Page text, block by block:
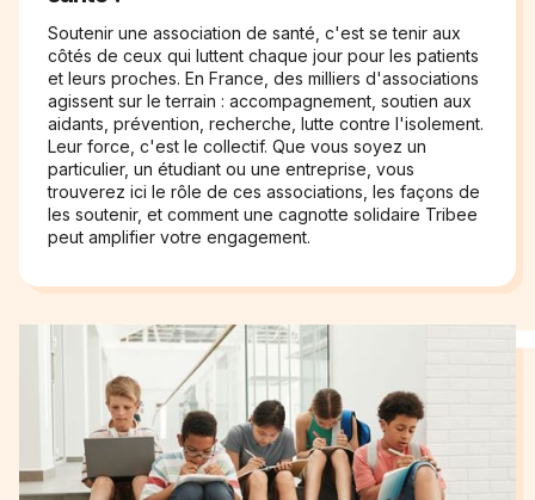
Soutenir une association de santé, c'est se tenir aux
côtés de ceux qui luttent chaque jour pour les patients
et leurs proches. En France, des milliers d'associations
agissent sur le terrain : accompagnement, soutien aux
aidants, prévention, recherche, lutte contre l'isolement.
Leur force, c'est le collectif. Que vous soyez un
particulier, un étudiant ou une entreprise, vous
trouverez ici le rôle de ces associations, les façons de
les soutenir, et comment une cagnotte solidaire Tribee
peut amplifier votre engagement.